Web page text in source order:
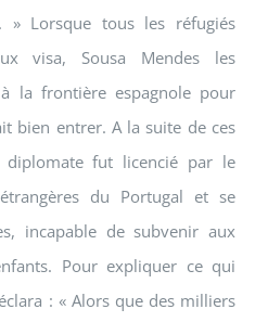
» Lorsque tous les réfugiés
visa, Sousa Mendes les
la frontière espagnole pour
bien entrer. A la suite de ces
diplomate fut licencié par le
du Portugal et se
incapable de subvenir aux
Pour expliquer ce qui
: « Alors que des milliers